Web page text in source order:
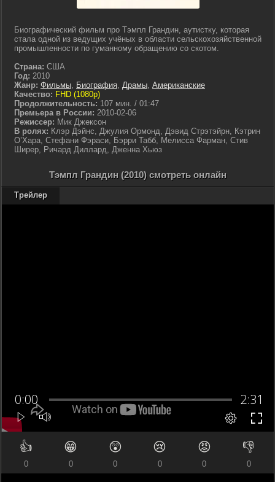
Биографический фильм про Тэмпл Грандин, аутистку, которая
стала одной из ведущих учёных в области сельскохозяйственной
промышленности по гуманному обращению со скотом.
Страна: США
Год: 2010
Жанр: Фильмы, Биография, Драмы, Американские
Качество: FHD (1080p)
Продолжительность: 107 мин. / 01:47
Премьера в России: 2010-02-06
Режиссер: Мик Джексон
В ролях: Клэр Дэйнс, Джулия Ормонд, Дэвид Стрэтэйрн, Кэтрин
О’Хара, Стефани Фэраси, Бэрри Табб, Мелисса Фарман, Стив
Ширер, Ричард Диллард, Дженна Хьюз
Тэмпл Грандин (2010) смотреть онлайн
Трейлер
👍
0
😁
0
😲
0
😢
0
😡
0
👎
0